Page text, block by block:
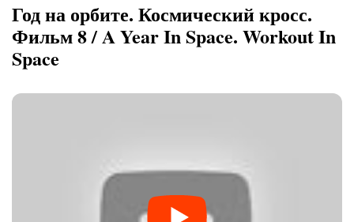
Год на орбите. Космический кросс.
Фильм 8 / A Year In Space. Workout In
Space